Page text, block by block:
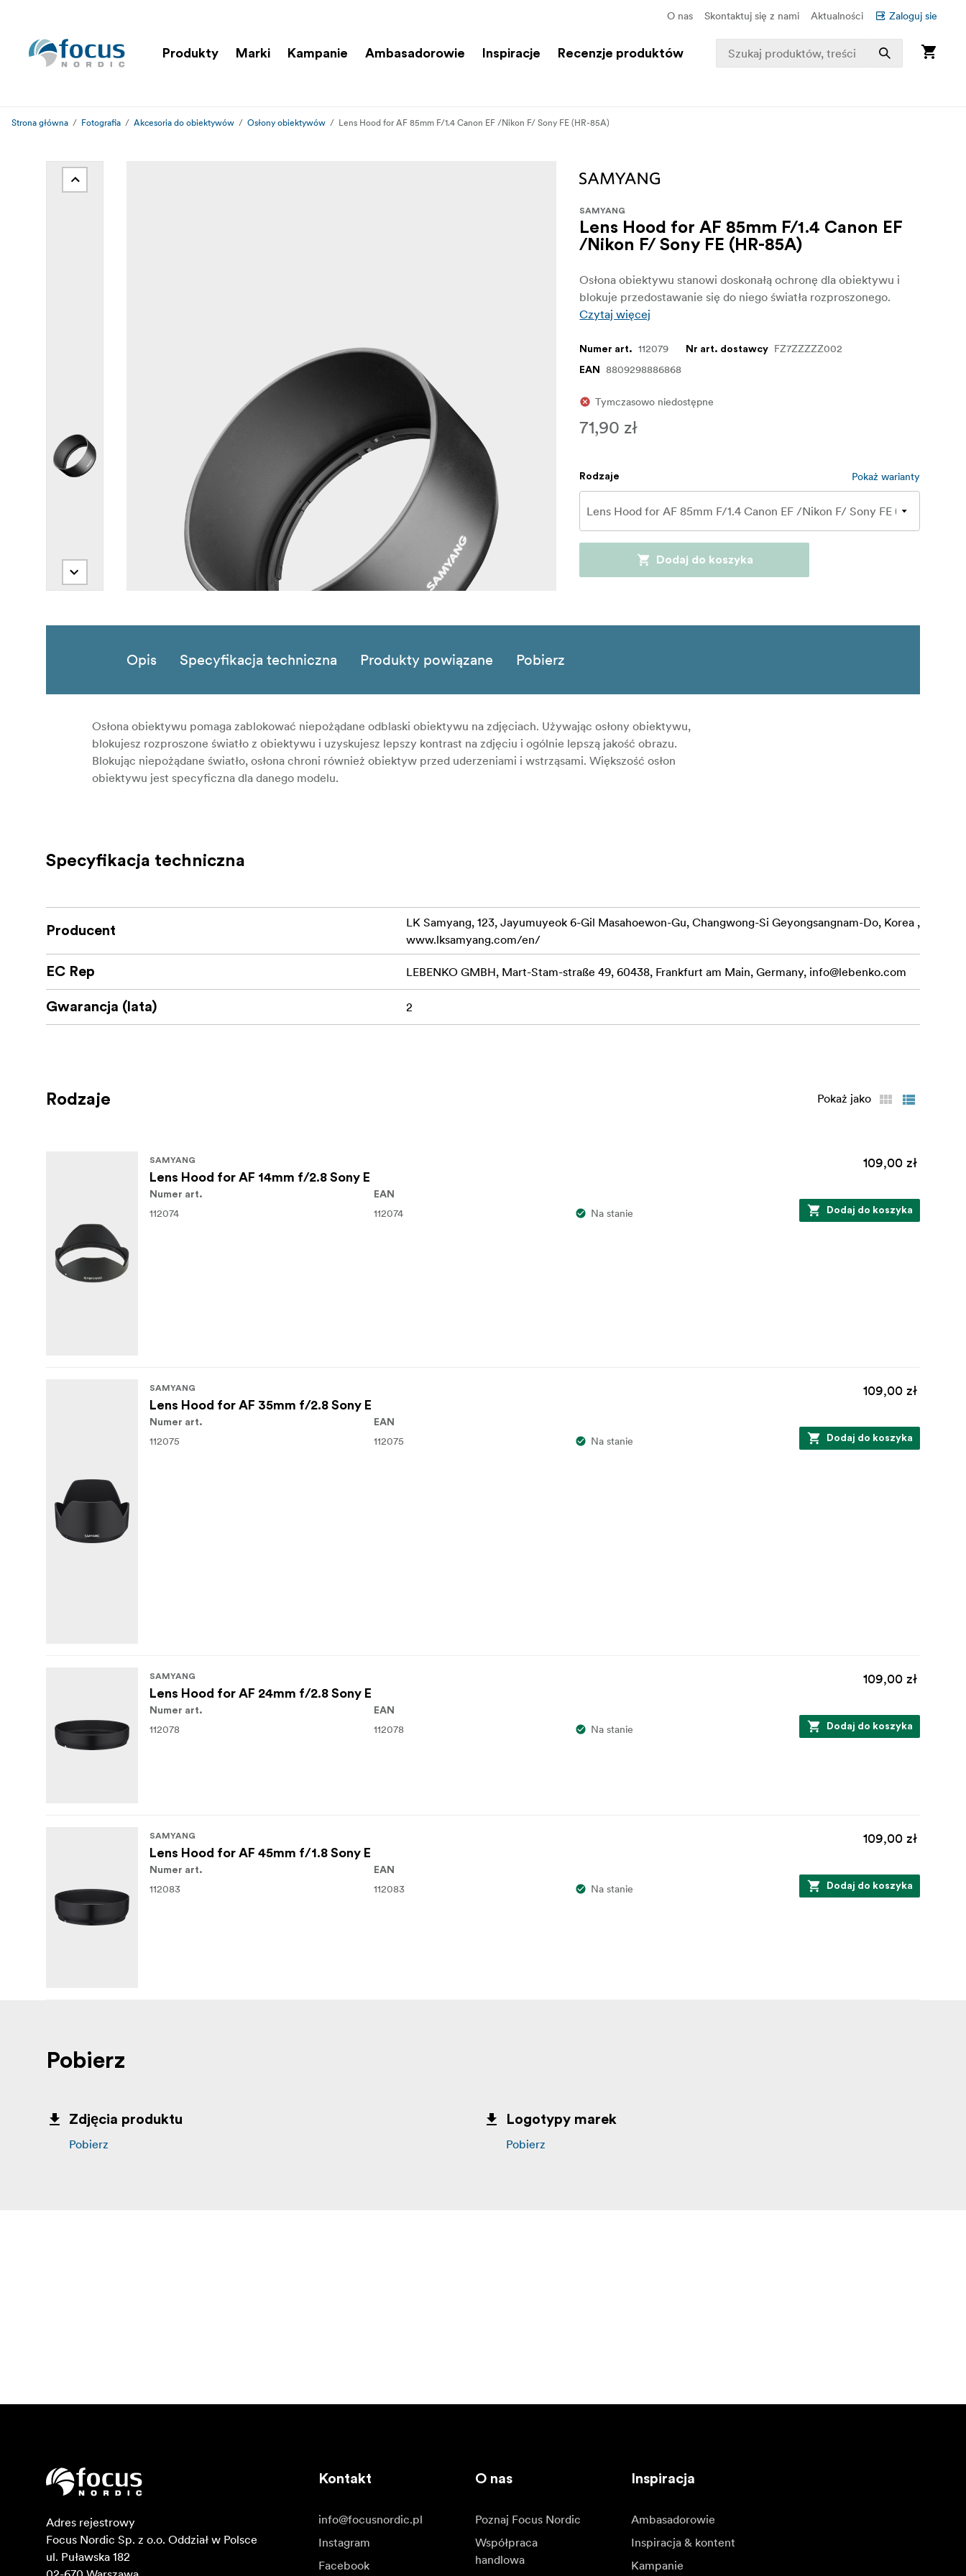
O nas Skontaktuj się z nami Aktualności Zaloguj sie
Produkty Marki Kampanie Ambasadorowie Inspiracje Recenzje produktów
Strona główna Fotografia Akcesoria do obiektywów Osłony obiektywów Lens Hood for AF 85mm F/1.4 Canon EF /Nikon F/ Sony FE (HR-85A)
SAMYANG
Lens Hood for AF 85mm F/1.4 Canon EF
/Nikon F/ Sony FE (HR-85A)
Osłona obiektywu stanowi doskonałą ochronę dla obiektywu i
blokuje przedostawanie się do niego światła rozproszonego.
Czytaj więcej
Numer art. 112079 Nr art. dostawcy FZ7ZZZZZ002
EAN 8809298886868
Tymczasowo niedostępne
71,90 zł
Rodzaje Pokaż warianty
Dodaj do koszyka
Opis Specyfikacja techniczna Produkty powiązane Pobierz
Osłona obiektywu pomaga zablokować niepożądane odblaski obiektywu na zdjęciach. Używając osłony obiektywu,
blokujesz rozproszone światło z obiektywu i uzyskujesz lepszy kontrast na zdjęciu i ogólnie lepszą jakość obrazu.
Blokując niepożądane światło, osłona chroni również obiektyw przed uderzeniami i wstrząsami. Większość osłon
obiektywu jest specyficzna dla danego modelu.
Specyfikacja techniczna
Producent
LK Samyang, 123, Jayumuyeok 6-Gil Masahoewon-Gu, Changwong-Si Geyongsangnam-Do, Korea ,
www.lksamyang.com/en/
EC Rep LEBENKO GMBH, Mart-Stam-straße 49, 60438, Frankfurt am Main, Germany, info@lebenko.com
Gwarancja (lata) 2
Rodzaje Pokaż jako
SAMYANG
Lens Hood for AF 14mm f/2.8 Sony E
109,00 zł
Numer art.
112074
EAN
112074 Na stanie Dodaj do koszyka
SAMYANG
Lens Hood for AF 35mm f/2.8 Sony E
109,00 zł
Numer art.
112075
EAN
112075 Na stanie Dodaj do koszyka
SAMYANG
Lens Hood for AF 24mm f/2.8 Sony E
109,00 zł
Numer art.
112078
EAN
112078 Na stanie Dodaj do koszyka
SAMYANG
Lens Hood for AF 45mm f/1.8 Sony E
109,00 zł
Numer art.
112083
EAN
112083 Na stanie Dodaj do koszyka
Pobierz
Zdjęcia produktu
Pobierz
Logotypy marek
Pobierz
Adres rejestrowy
Focus Nordic Sp. z o.o. Oddział w Polsce
ul. Puławska 182
Kontakt
info@focusnordic.pl
Instagram
Facebook
O nas
Poznaj Focus Nordic
Współpraca
handlowa
Inspiracja
Ambasadorowie
Inspiracja & kontent
Kampanie